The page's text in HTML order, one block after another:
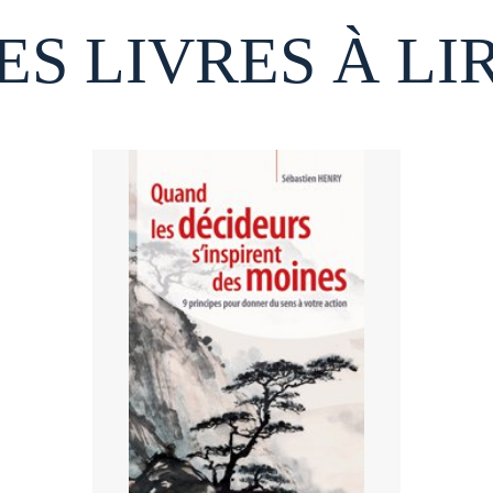
LIVRES À